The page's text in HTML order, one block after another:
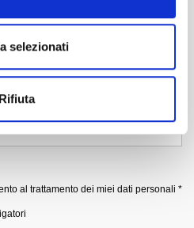
selezionati
Rifiuta
al trattamento dei miei dati personali *